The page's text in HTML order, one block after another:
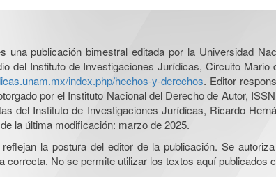
publicación bimestral editada por la Universidad
del Instituto de Investigaciones Jurídicas, Circuito
index.php/hechos-y-derechos. Editor
por el Instituto Nacional del Derecho de Autor,
del Instituto de Investigaciones Jurídicas, Ricardo
la última modificación: marzo de 2025.
la postura del editor de la publicación. Se
No se permite utilizar los textos aquí publicados